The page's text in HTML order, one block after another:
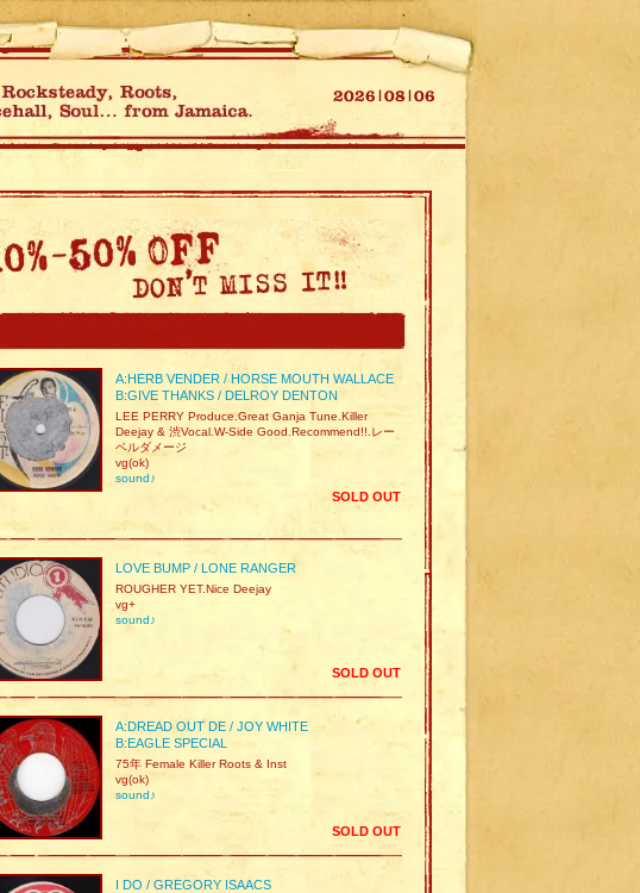
A:HERB VENDER / HORSE MOUTH WALLACE
B:GIVE THANKS / DELROY DENTON
LEE PERRY Produce.Great Ganja Tune.Killer
Deejay & 渋Vocal.W-Side Good.Recommend!!.レー
ベルダメージ
vg(ok)
sound♪
SOLD OUT
LOVE BUMP / LONE RANGER
ROUGHER YET.Nice Deejay
vg+
sound♪
SOLD OUT
A:DREAD OUT DE / JOY WHITE
B:EAGLE SPECIAL
75年 Female Killer Roots & Inst
vg(ok)
sound♪
SOLD OUT
I DO / GREGORY ISAACS